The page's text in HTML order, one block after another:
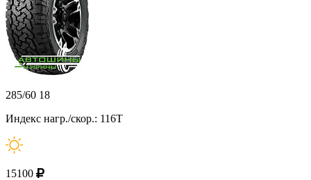
285/60 18
Индекс нагр./скор.: 116T
15100